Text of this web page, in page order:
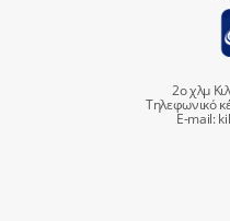
2ο χλμ
Τηλεφωνικό
E-mail: